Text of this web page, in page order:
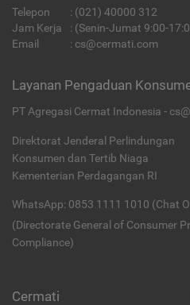
Telepon : (021) 40000 312
Jam Kerja
: (Senin-Jumat 9:00-
Email
: cs@cermati.com
Layanan Pengaduan
PT Agregasi Cermat Indonesia -
Direktorat Jenderal Perlindungan
Konsumen dan Tertib Niaga
Kementerian Perdagangan RI
WhatsApp: 0853 1111 1010 (Chat
(Directorate General of Consumer
Compliance)
Cermati